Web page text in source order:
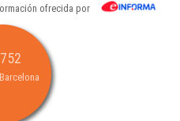
ofrecida por